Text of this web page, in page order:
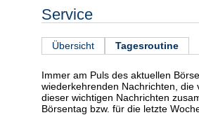
Service
Übersicht Tagesroutine
Immer am Puls des aktuellen
wiederkehrenden Nachrichten,
dieser wichtigen Nachrichten
Börsentag bzw. für die letzte